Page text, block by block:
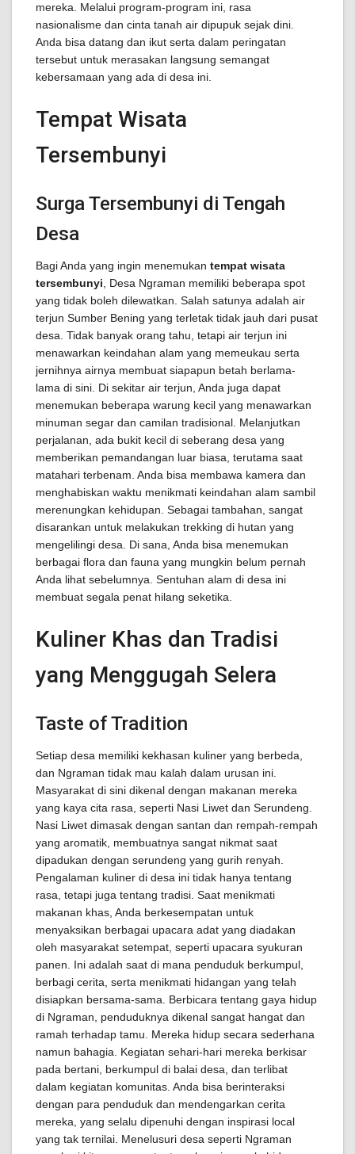
mereka. Melalui program-program ini, rasa
nasionalisme dan cinta tanah air dipupuk sejak dini.
Anda bisa datang dan ikut serta dalam peringatan
tersebut untuk merasakan langsung semangat
kebersamaan yang ada di desa ini.
Tempat Wisata
Tersembunyi
Surga Tersembunyi di Tengah
Desa
Bagi Anda yang ingin menemukan tempat wisata
tersembunyi , Desa Ngraman memiliki beberapa spot
yang tidak boleh dilewatkan. Salah satunya adalah air
terjun Sumber Bening yang terletak tidak jauh dari pusat
desa. Tidak banyak orang tahu, tetapi air terjun ini
menawarkan keindahan alam yang memeukau serta
jernihnya airnya membuat siapapun betah berlama-
lama di sini. Di sekitar air terjun, Anda juga dapat
menemukan beberapa warung kecil yang menawarkan
minuman segar dan camilan tradisional. Melanjutkan
perjalanan, ada bukit kecil di seberang desa yang
memberikan pemandangan luar biasa, terutama saat
matahari terbenam. Anda bisa membawa kamera dan
menghabiskan waktu menikmati keindahan alam sambil
merenungkan kehidupan. Sebagai tambahan, sangat
disarankan untuk melakukan trekking di hutan yang
mengelilingi desa. Di sana, Anda bisa menemukan
berbagai flora dan fauna yang mungkin belum pernah
Anda lihat sebelumnya. Sentuhan alam di desa ini
membuat segala penat hilang seketika.
Kuliner Khas dan Tradisi
yang Menggugah Selera
Taste of Tradition
Setiap desa memiliki kekhasan kuliner yang berbeda,
dan Ngraman tidak mau kalah dalam urusan ini.
Masyarakat di sini dikenal dengan makanan mereka
yang kaya cita rasa, seperti Nasi Liwet dan Serundeng.
Nasi Liwet dimasak dengan santan dan rempah-rempah
yang aromatik, membuatnya sangat nikmat saat
dipadukan dengan serundeng yang gurih renyah.
Pengalaman kuliner di desa ini tidak hanya tentang
rasa, tetapi juga tentang tradisi. Saat menikmati
makanan khas, Anda berkesempatan untuk
menyaksikan berbagai upacara adat yang diadakan
oleh masyarakat setempat, seperti upacara syukuran
panen. Ini adalah saat di mana penduduk berkumpul,
berbagi cerita, serta menikmati hidangan yang telah
disiapkan bersama-sama. Berbicara tentang gaya hidup
di Ngraman, penduduknya dikenal sangat hangat dan
ramah terhadap tamu. Mereka hidup secara sederhana
namun bahagia. Kegiatan sehari-hari mereka berkisar
pada bertani, berkumpul di balai desa, dan terlibat
dalam kegiatan komunitas. Anda bisa berinteraksi
dengan para penduduk dan mendengarkan cerita
mereka, yang selalu dipenuhi dengan inspirasi local
yang tak ternilai. Menelusuri desa seperti Ngraman